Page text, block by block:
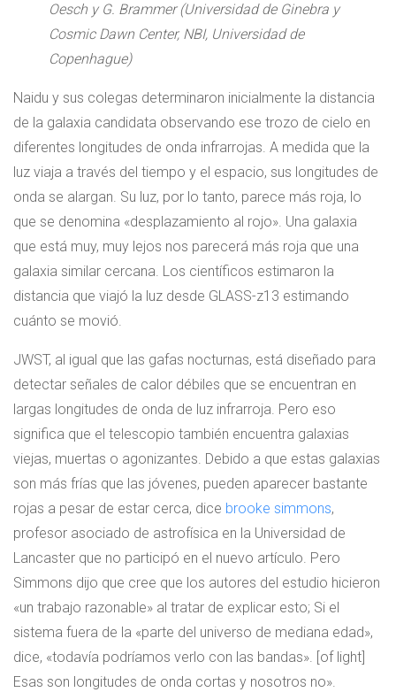
Oesch y G. Brammer (Universidad de Ginebra y
Cosmic Dawn Center, NBI, Universidad de
Copenhague)
Naidu y sus colegas determinaron inicialmente la distancia
de la galaxia candidata observando ese trozo de cielo en
diferentes longitudes de onda infrarrojas. A medida que la
luz viaja a través del tiempo y el espacio, sus longitudes de
onda se alargan. Su luz, por lo tanto, parece más roja, lo
que se denomina «desplazamiento al rojo». Una galaxia
que está muy, muy lejos nos parecerá más roja que una
galaxia similar cercana. Los científicos estimaron la
distancia que viajó la luz desde GLASS-z13 estimando
cuánto se movió.
JWST, al igual que las gafas nocturnas, está diseñado para
detectar señales de calor débiles que se encuentran en
largas longitudes de onda de luz infrarroja. Pero eso
significa que el telescopio también encuentra galaxias
viejas, muertas o agonizantes. Debido a que estas galaxias
son más frías que las jóvenes, pueden aparecer bastante
rojas a pesar de estar cerca, dice brooke simmons,
profesor asociado de astrofísica en la Universidad de
Lancaster que no participó en el nuevo artículo. Pero
Simmons dijo que cree que los autores del estudio hicieron
«un trabajo razonable» al tratar de explicar esto; Si el
sistema fuera de la «parte del universo de mediana edad»,
dice, «todavía podríamos verlo con las bandas». [of light]
Esas son longitudes de onda cortas y nosotros no».